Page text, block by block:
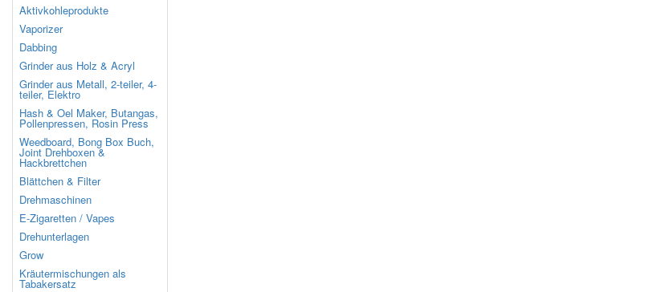
Aktivkohleprodukte
Vaporizer
Dabbing
Grinder aus Holz & Acryl
Grinder aus Metall, 2-teiler, 4-
teiler, Elektro
Hash & Oel Maker, Butangas,
Pollenpressen, Rosin Press
Weedboard, Bong Box Buch,
Joint Drehboxen &
Hackbrettchen
Blättchen & Filter
Drehmaschinen
E-Zigaretten / Vapes
Drehunterlagen
Grow
Kräutermischungen als
Tabakersatz